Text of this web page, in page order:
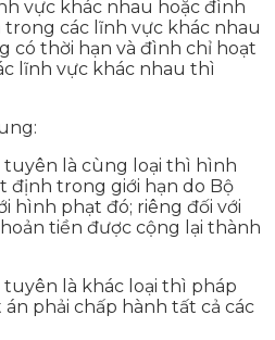
vực khác nhau hoặc đình
các lĩnh vực khác nhau
có thời hạn và đình chỉ hoạt
lĩnh vực khác nhau thì
tuyên là cùng loại thì hình
định trong giới hạn do Bộ
hình phạt đó; riêng đối với
tiền được cộng lại thành
là khác loại thì pháp
phải chấp hành tất cả các